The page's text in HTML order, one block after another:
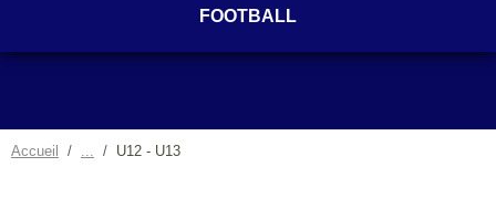
FOOTBALL
Accueil U12 - U13